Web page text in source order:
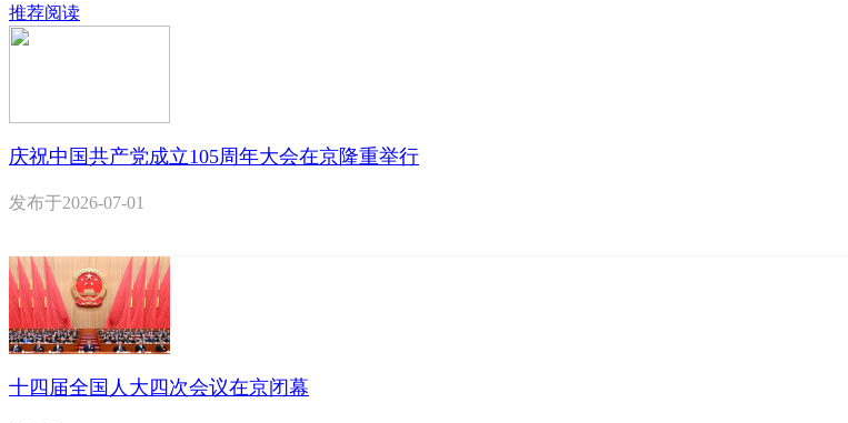
推荐阅读
庆祝中国共产党成立105周年大会在京隆重举行
发布于2026-07-01
十四届全国人大四次会议在京闭幕